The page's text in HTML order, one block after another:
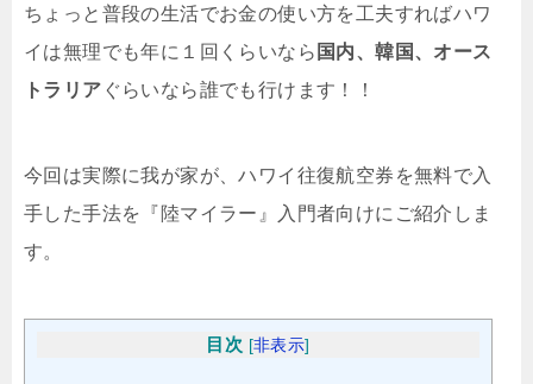
ちょっと普段の生活でお金の使い方を工夫すればハワ
イは無理でも年に１回くらいなら 国内、韓国、オース
トラリア ぐらいなら誰でも行けます！！
今回は実際に我が家が、ハワイ往復航空券を無料で入
手した手法を『陸マイラー』入門者向けにご紹介しま
す。
目次 [非表示]